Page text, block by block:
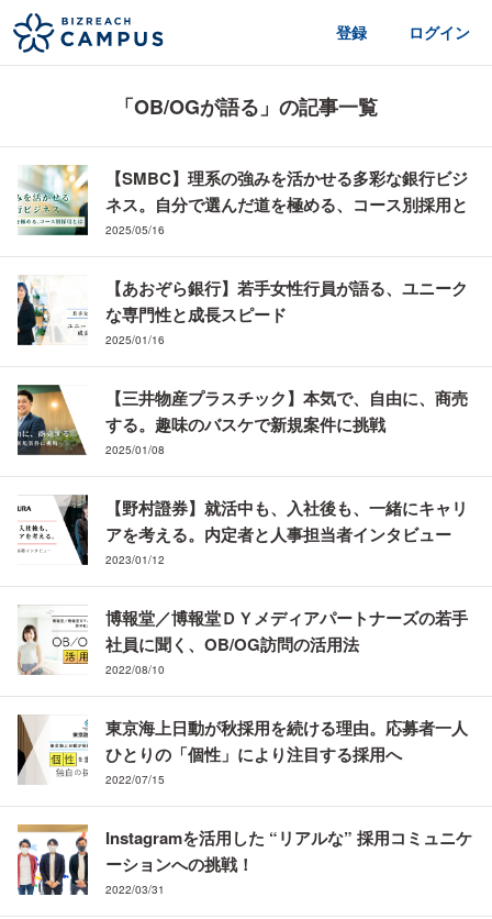
登録 ログイン
「OB/OGが語る」の記事一覧
【SMBC】理系の強みを活かせる多彩な銀行ビジ
ネス。自分で選んだ道を極める、コース別採用と
は
2025/05/16
【あおぞら銀行】若手女性行員が語る、ユニーク
な専門性と成長スピード
2025/01/16
【三井物産プラスチック】本気で、自由に、商売
する。趣味のバスケで新規案件に挑戦
2025/01/08
【野村證券】就活中も、入社後も、一緒にキャリ
アを考える。内定者と人事担当者インタビュー
2023/01/12
博報堂／博報堂ＤＹメディアパートナーズの若手
社員に聞く、OB/OG訪問の活用法
2022/08/10
東京海上日動が秋採用を続ける理由。応募者一人
ひとりの「個性」により注目する採用へ
2022/07/15
Instagramを活用した “リアルな” 採用コミュニケ
ーションへの挑戦！
2022/03/31